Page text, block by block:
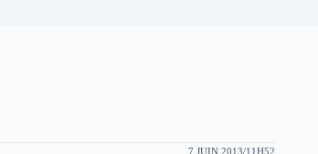
7 JUIN 2013/11H52